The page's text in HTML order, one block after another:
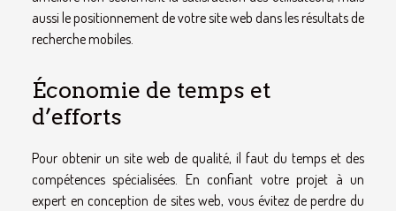
aussi le positionnement de votre site web dans les résultats de
recherche mobiles.
Économie de temps et
d’efforts
Pour obtenir un site web de qualité, il faut du temps et des
compétences spécialisées. En confiant votre projet à un
expert en conception de sites web, vous évitez de perdre du